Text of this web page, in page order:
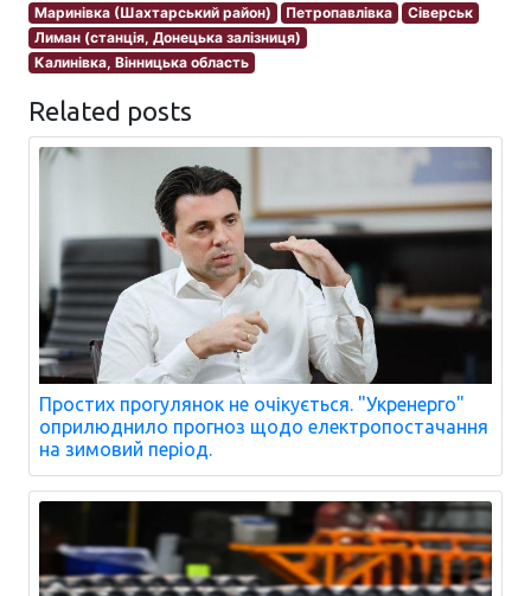
Маринівка (Шахтарський район) Петропавлівка
Сіверськ
Лиман (станція, Донецька залізниця)
Калинівка, Вінницька область
Related posts
Простих прогулянок не очікується. "Укренерго"
оприлюднило прогноз щодо електропостачання
на зимовий період.